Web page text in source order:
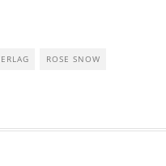
ROSE SNOW